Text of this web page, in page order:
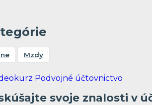
Mzdy
svoje znalosti v